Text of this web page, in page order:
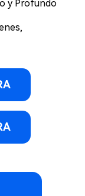
y Profundo